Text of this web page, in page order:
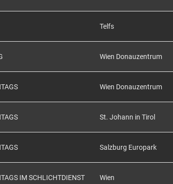
Telfs
Wien Donauzentrum
Wien Donauzentrum
St. Johann in Tirol
Salzburg Europark
IM SCHLICHTDIENST Wien